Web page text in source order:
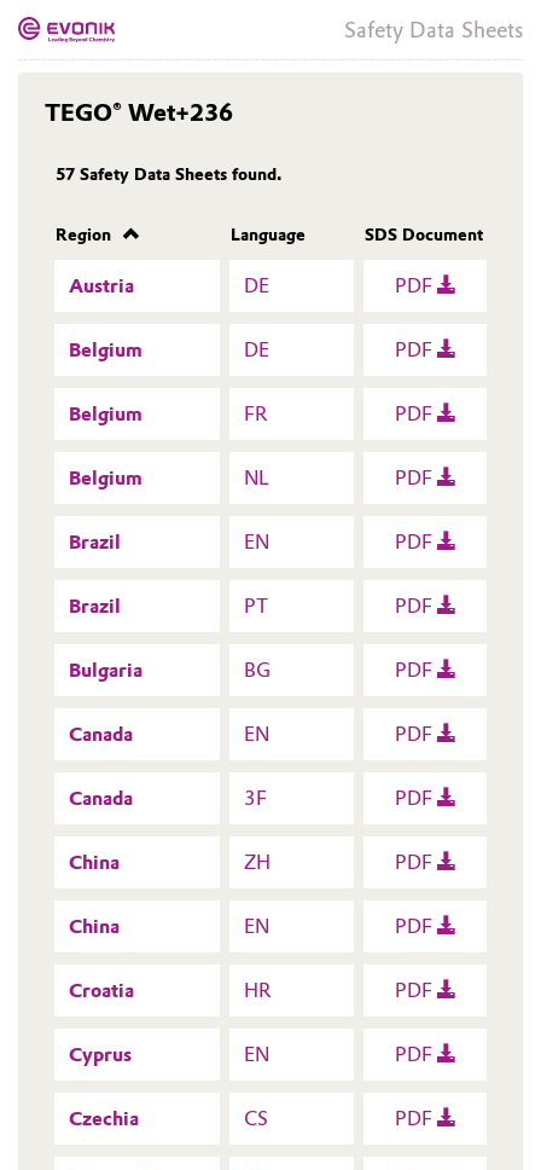
Safety Data Sheets
TEGO® Wet+236
57 Safety Data Sheets found.
Region Language SDS Document
Austria DE PDF
Belgium DE PDF
Belgium FR PDF
Belgium NL PDF
Brazil EN PDF
Brazil PT PDF
Bulgaria BG PDF
Canada EN PDF
Canada 3F PDF
China ZH PDF
China EN PDF
Croatia HR PDF
Cyprus EN PDF
Czechia CS PDF